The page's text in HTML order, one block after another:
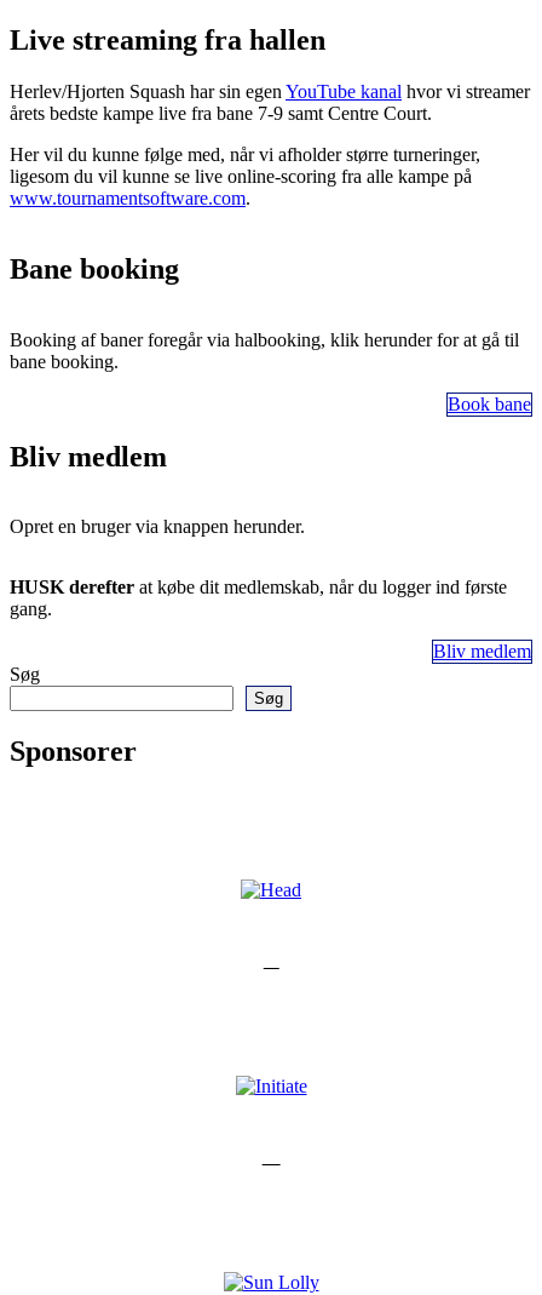
Live streaming fra hallen
Herlev/Hjorten Squash har sin egen YouTube kanal hvor vi streamer
årets bedste kampe live fra bane 7-9 samt Centre Court.
Her vil du kunne følge med, når vi afholder større turneringer,
ligesom du vil kunne se live online-scoring fra alle kampe på
www.tournamentsoftware.com.
Bane booking
Booking af baner foregår via halbooking, klik herunder for at gå til
bane booking.
Book bane
Bliv medlem
Opret en bruger via knappen herunder.
HUSK derefter at købe dit medlemskab, når du logger ind første
gang.
Bliv medlem
Søg
Søg
Sponsorer